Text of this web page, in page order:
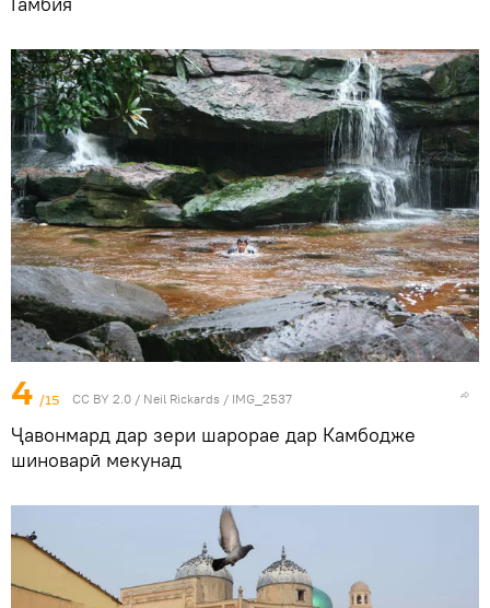
4 /15 CC BY 2.0 / Neil Rickards / IMG_2537
Ҷавонмард дар зери шарорае дар Камбодже
шиноварӣ мекунад